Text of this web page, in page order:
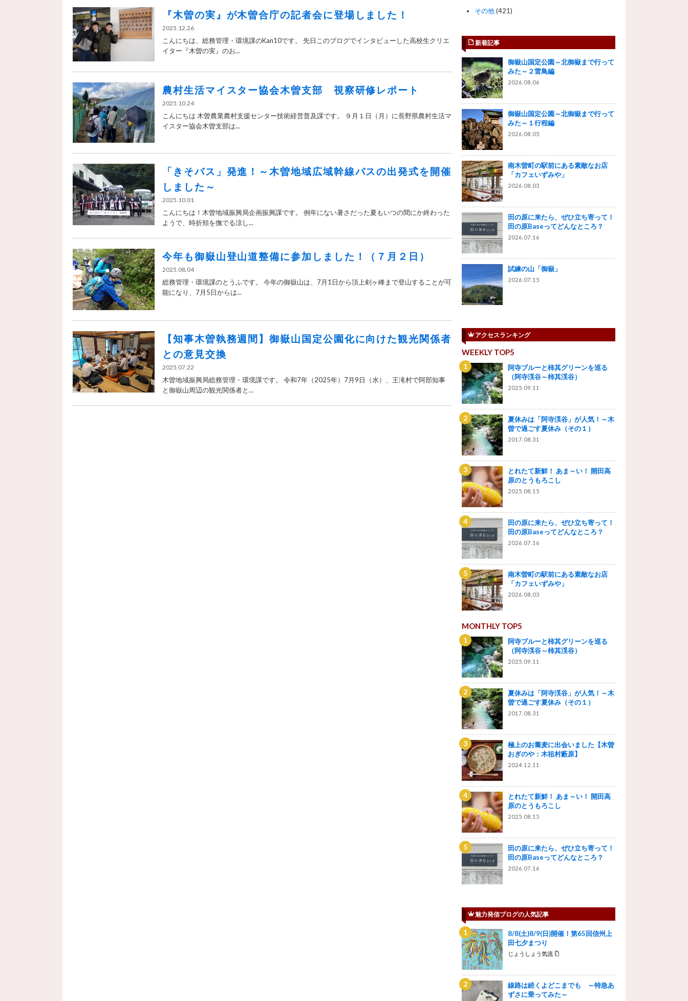
『木曽の実』が木曽合庁の記者会に登場しました！
2025.12.26
こんにちは、総務管理・環境課のKan10です。 先日このブログでインタビューした高校生クリエ
イター『木曽の実』のお...
農村生活マイスター協会木曽支部 視察研修レポート
2025.10.24
こんにちは 木曽農業農村支援センター技術経営普及課です。 ９月１日（月）に長野県農村生活マ
イスター協会木曽支部は...
「きそバス」発進！～木曽地域広域幹線バスの出発式を開催
しました～
2025.10.01
こんにちは！木曽地域振興局企画振興課です。 例年にない暑さだった夏もいつの間にか終わった
ようで、時折頬を撫でる涼し...
今年も御嶽山登山道整備に参加しました！（７月２日）
2025.08.04
総務管理・環境課のとうふです。 今年の御嶽山は、7月1日から頂上剣ヶ峰まで登山することが可
能になり、7月5日からは...
【知事木曽執務週間】御嶽山国定公園化に向けた観光関係者
との意見交換
2025.07.22
木曽地域振興局総務管理・環境課です。 令和7年（2025年）7月9日（水）、王滝村で阿部知事
と御嶽山周辺の観光関係者と...
その他(421)
新着記事
御嶽山国定公園～北御嶽まで行って
みた～２雷鳥編
2026.08.06
御嶽山国定公園～北御嶽まで行って
みた～１行程編
2026.08.05
南木曽町の駅前にある素敵なお店
「カフェいずみや」
2026.08.03
田の原に来たら、ぜひ立ち寄って！
田の原Baseってどんなところ？
2026.07.16
試練の山「御嶽」
2026.07.15
アクセスランキング
WEEKLY TOP5
阿寺ブルーと柿其グリーンを巡る
（阿寺渓谷～柿其渓谷）
2025.09.11
夏休みは「阿寺渓谷」が人気！～木
曽で過ごす夏休み（その１）
2017.08.31
とれたて新鮮！ あま～い！ 開田高
原のとうもろこし
2025.08.15
田の原に来たら、ぜひ立ち寄って！
田の原Baseってどんなところ？
2026.07.16
南木曽町の駅前にある素敵なお店
「カフェいずみや」
2026.08.03
MONTHLY TOP5
阿寺ブルーと柿其グリーンを巡る
（阿寺渓谷～柿其渓谷）
2025.09.11
夏休みは「阿寺渓谷」が人気！～木
曽で過ごす夏休み（その１）
2017.08.31
極上のお蕎麦に出会いました【木曽
おぎのや：木祖村藪原】
2024.12.11
とれたて新鮮！ あま～い！ 開田高
原のとうもろこし
2025.08.15
田の原に来たら、ぜひ立ち寄って！
田の原Baseってどんなところ？
2026.07.16
魅力発信ブログの人気記事
8/8(土)8/9(日)開催！第65回信州上
田七夕まつり
じょうしょう気流
線路は続くよどこまでも ～特急あ
ずさに乗ってみた～